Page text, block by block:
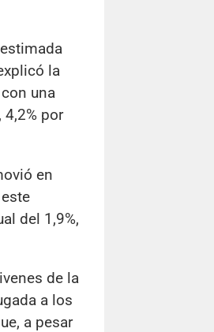
la
una
por
en
del 1,9%,
de la
a los
a pesar